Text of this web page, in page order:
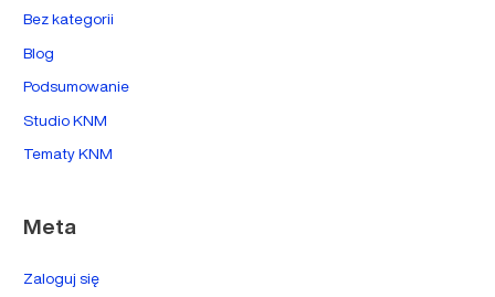
Bez kategorii
Blog
Podsumowanie
Studio KNM
Tematy KNM
Meta
Zaloguj się